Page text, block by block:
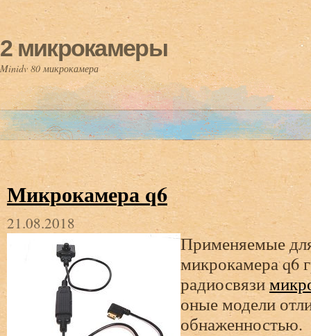
2 микрокамеры
Minidv 80 микрокамера
Микрокамера q6
21.08.2018
Применяемые
микрокамера q6
радиосвязи
оные модели
обнаженностью.